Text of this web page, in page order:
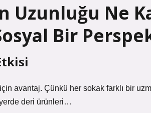
Uzunluğu Ne
Bir
avantaj. Çünkü her sokak farklı bir
deri ürünleri…